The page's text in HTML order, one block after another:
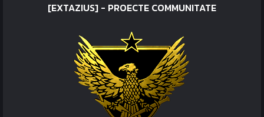
[EXTAZIUS] - PROECTE COMMUNITATE